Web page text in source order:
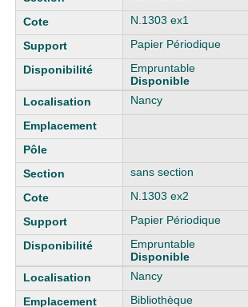
N.1303 ex1
Papier Périodique
Empruntable
Disponible
Nancy
sans section
N.1303 ex2
Papier Périodique
Empruntable
Disponible
Nancy
Bibliothèque